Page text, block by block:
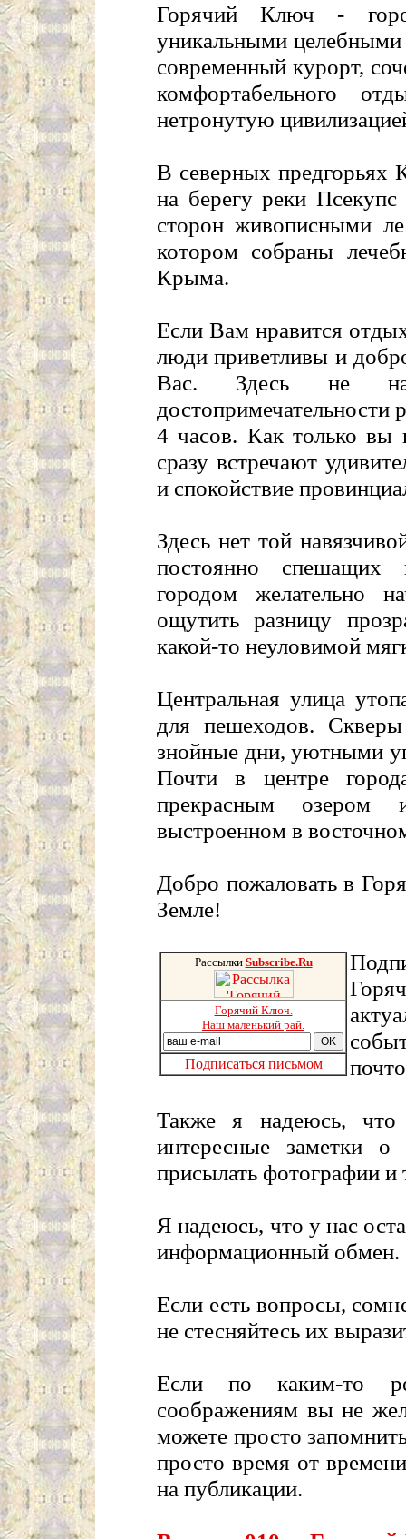
Горячий Ключ -
уникальными
современный курорт,
комфортабельного
нетронутую
В северных предгорьях
на берегу реки
сторон живописными
котором собраны
Крыма.
Если Вам нравится
люди приветливы и
Вас. Здесь не
4 часов. Как только вы
сразу встречают
и спокойствие
Здесь нет той
постоянно спешащих
городом желательно
ощутить разницу
какой-то неуловимой
Центральная улица
для пешеходов.
знойные дни, уютными
Почти в центре
прекрасным озером
выстроенном в
Добро пожаловать в
Земле!
Рассылки Subscribe.Ru
Горячий Ключ.
Наш маленький рай.
Подписаться письмом
Также я надеюсь, что
интересные заметки
присылать фотографии и
Я надеюсь, что у нас
информационный обмен.
Если есть вопросы,
не стесняйтесь их
Если по каким-то
соображениям вы не
можете просто
просто время от
на публикации.